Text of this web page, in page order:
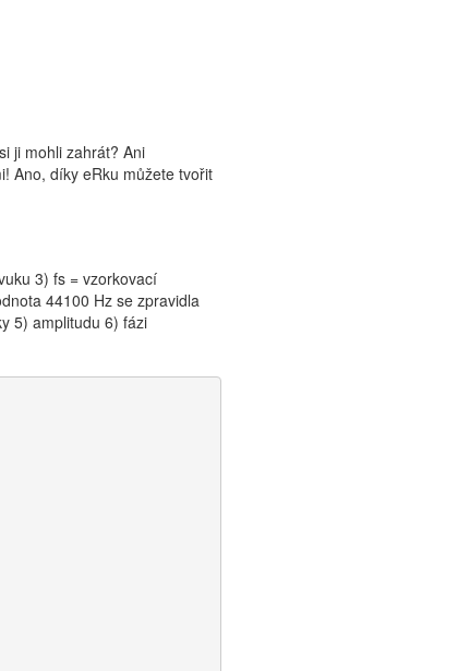
ji mohli zahrát? Ani
Ano, díky eRku můžete tvořit
3) fs = vzorkovací
44100 Hz se zpravidla
5) amplitudu 6) fázi